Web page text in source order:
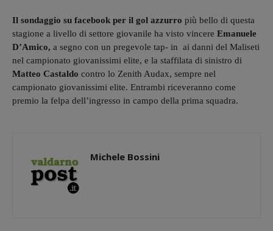
Il sondaggio su facebook per il gol azzurro più bello di questa
stagione a livello di settore giovanile ha visto vincere Emanuele
D’Amico, a segno con un pregevole tap- in ai danni del Maliseti
nel campionato giovanissimi elite, e la staffilata di sinistro di
Matteo Castaldo contro lo Zenith Audax, sempre nel
campionato giovanissimi elite. Entrambi riceveranno come
premio la felpa dell’ingresso in campo della prima squadra.
Michele Bossini